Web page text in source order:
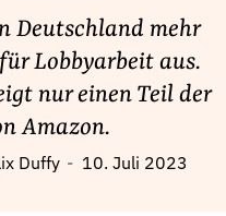
Deutschland mehr
Lobbyarbeit aus.
nur einen Teil der
Amazon.
Duffy 10. Juli 2023